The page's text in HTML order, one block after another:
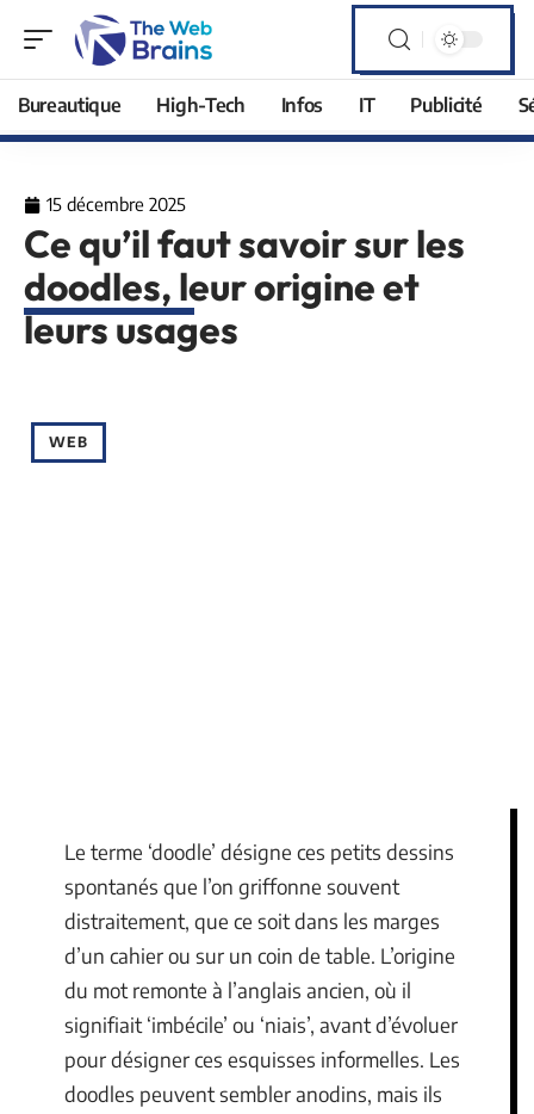
Bureautique High-Tech Infos IT Publicité
15 décembre 2025
Ce qu’il faut savoir sur les
doodles, leur origine et
leurs usages
WEB
Le terme ‘doodle’ désigne ces petits dessins
spontanés que l’on griffonne souvent
distraitement, que ce soit dans les marges
d’un cahier ou sur un coin de table. L’origine
du mot remonte à l’anglais ancien, où il
signifiait ‘imbécile’ ou ‘niais’, avant d’évoluer
pour désigner ces esquisses informelles. Les
doodles peuvent sembler anodins, mais ils